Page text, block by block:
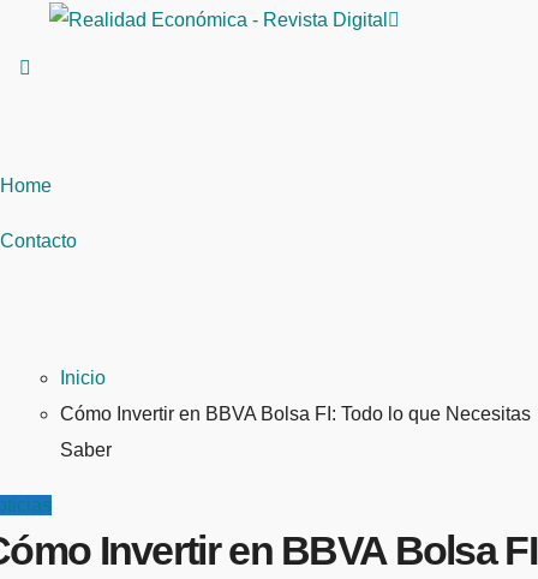
Home
Contacto
Inicio
Cómo Invertir en BBVA Bolsa FI: Todo lo que Necesitas
Saber
Invertir en BBVA Bolsa